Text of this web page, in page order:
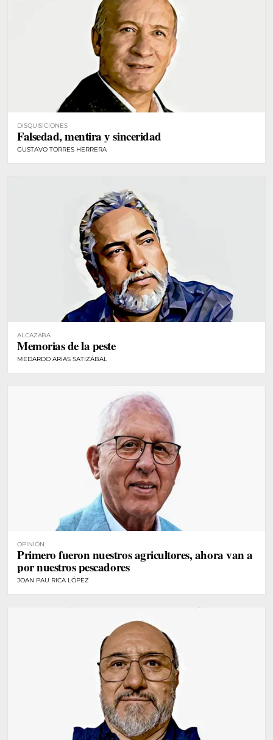
DISQUISICIONES
Falsedad, mentira y sinceridad
GUSTAVO TORRES HERRERA
ALCAZABA
Memorias de la peste
MEDARDO ARIAS SATIZÁBAL
OPINIÓN
Primero fueron nuestros agricultores, ahora van a
por nuestros pescadores
JOAN PAU RICA LÓPEZ